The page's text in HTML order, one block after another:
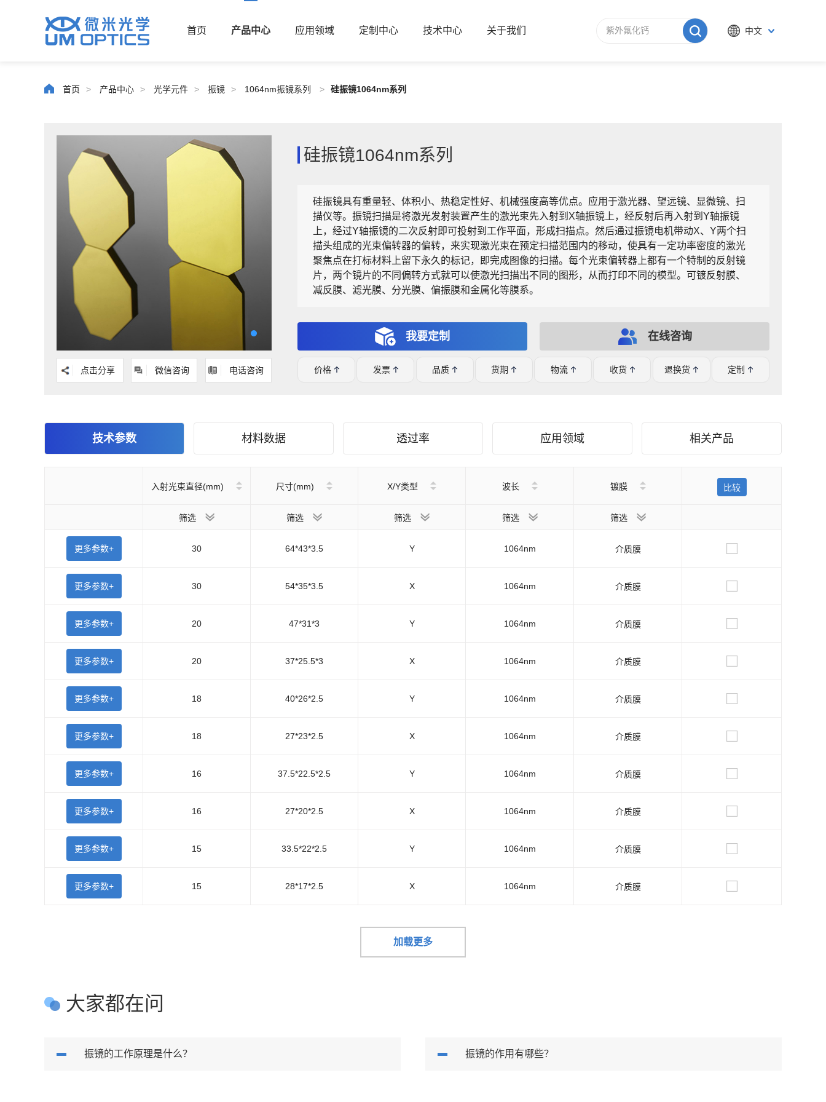
首页 产品中心 应用领域 定制中心 技术中心 关于我们 中文
首页 > 产品中心 > 光学元件 > 振镜 > 1064nm振镜系列 > 硅振镜1064nm系列
点击分享 微信咨询 电话咨询
硅振镜1064nm系列
硅振镜具有重量轻、体积小、热稳定性好、机械强度高等优点。应用于激光器、望远镜、显微镜、扫
描仪等。振镜扫描是将激光发射装置产生的激光束先入射到X轴振镜上，经反射后再入射到Y轴振镜
上，经过Y轴振镜的二次反射即可投射到工作平面，形成扫描点。然后通过振镜电机带动X、Y两个扫
描头组成的光束偏转器的偏转，来实现激光束在预定扫描范围内的移动，使具有一定功率密度的激光
聚焦点在打标材料上留下永久的标记，即完成图像的扫描。每个光束偏转器上都有一个特制的反射镜
片，两个镜片的不同偏转方式就可以使激光扫描出不同的图形，从而打印不同的模型。可镀反射膜、
减反膜、滤光膜、分光膜、偏振膜和金属化等膜系。
我要定制 在线咨询
价格 发票 品质 货期 物流 收货 退换货 定制
技术参数 材料数据 透过率 应用领域 相关产品
入射光束直径(mm) 尺寸(mm) X/Y类型 波长 镀膜 比较
筛选 筛选 筛选 筛选 筛选
更多参数+ 30 64*43*3.5 Y 1064nm 介质膜
更多参数+ 30 54*35*3.5 X 1064nm 介质膜
更多参数+ 20 47*31*3 Y 1064nm 介质膜
更多参数+ 20 37*25.5*3 X 1064nm 介质膜
更多参数+ 18 40*26*2.5 Y 1064nm 介质膜
更多参数+ 18 27*23*2.5 X 1064nm 介质膜
更多参数+ 16 37.5*22.5*2.5 Y 1064nm 介质膜
更多参数+ 16 27*20*2.5 X 1064nm 介质膜
更多参数+ 15 33.5*22*2.5 Y 1064nm 介质膜
更多参数+ 15 28*17*2.5 X 1064nm 介质膜
加载更多
大家都在问
振镜的工作原理是什么？ 振镜的作用有哪些？